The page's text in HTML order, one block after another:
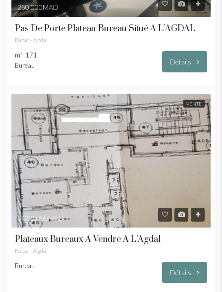
250 000MAD
Pas De Porte Plateau Bureau Situé À L’AGDAL
Rabat - Agdal
m²: 171
Bureau
Détails
VENTE
3 000 000MAD
Plateaux Bureaux À Vendre À L’Agdal
Rabat - Agdal
Bureau
Détails